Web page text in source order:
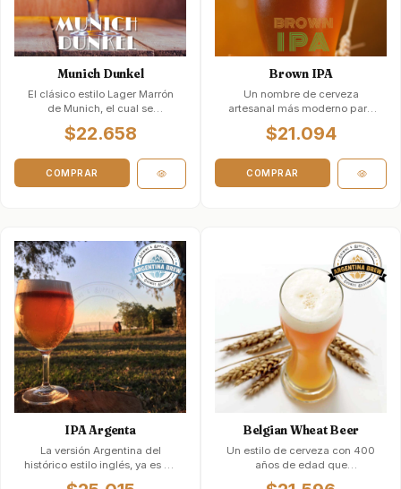
Munich Dunkel
El clásico estilo Lager Marrón
de Munich, el cual se
desarrolló como una cerveza
más oscura…
$22.658
COMPRAR
Brown IPA
Un nombre de cerveza
artesanal más moderno para
un estilo que ha sido popular
durante mu…
$21.094
COMPRAR
IPA Argenta
La versión Argentina del
histórico estilo inglés, ya es un
estilo reconoci…
Belgian Wheat Beer
Un estilo de cerveza con 400
años de edad que
desapareció en 1950. Más